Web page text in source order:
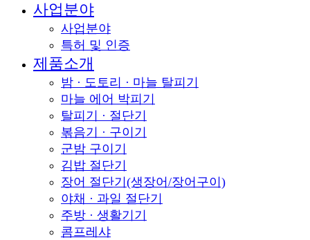
사업분야
사업분야
특허 및 인증
제품소개
밤 · 도토리 · 마늘 탈피기
마늘 에어 박피기
탈피기 · 절단기
볶음기 · 구이기
군밤 구이기
김밥 절단기
장어 절단기(생장어/장어구이)
야채 · 과일 절단기
주방 · 생활기기
콤프레샤